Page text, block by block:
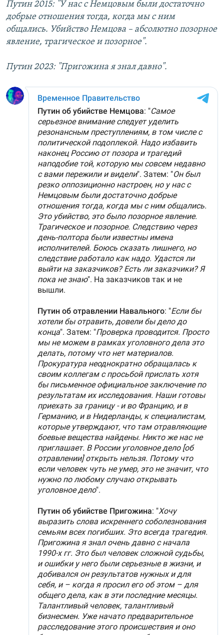
Путин 2015: "У нас с Немцовым были достаточно
добрые отношения тогда, когда мы с ним
общались. Убийство Немцова – абсолютно позорное
явление, трагическое и позорное".
Путин 2023: "Пригожина я знал давно".